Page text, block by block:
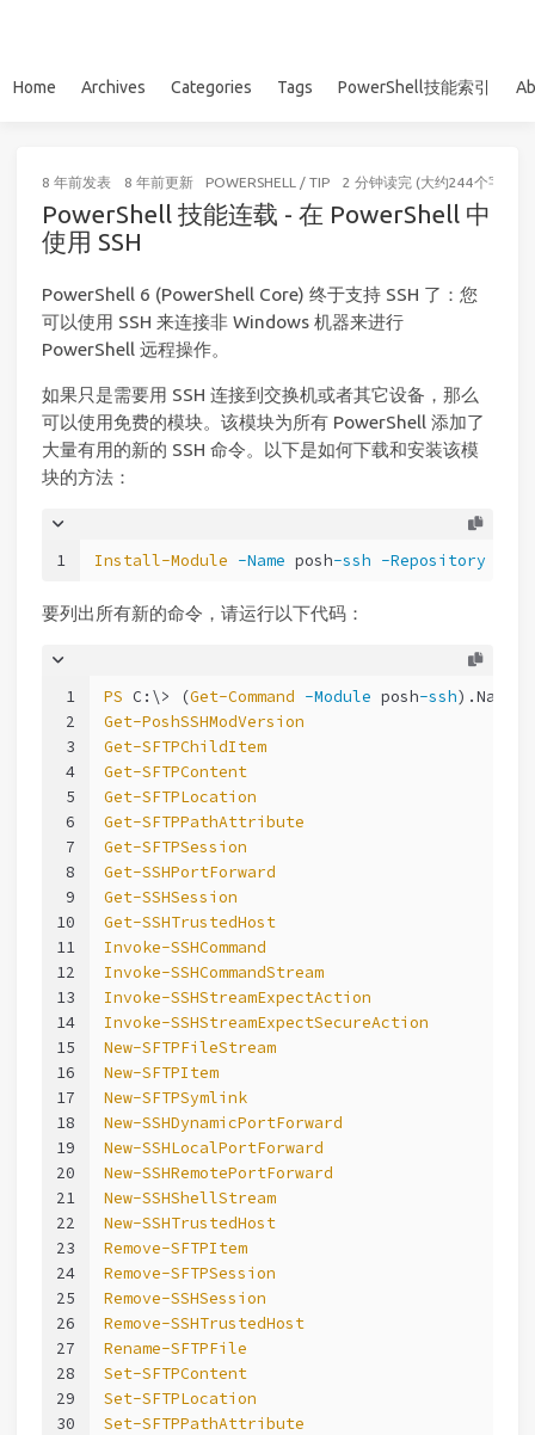
Home Archives Categories Tags PowerShell技能索引
8 年前发表 8 年前更新 POWERSHELL / TIP 2 分钟读完 (大约244个字)
PowerShell 技能连载 - 在 PowerShell 中
使用 SSH
PowerShell 6 (PowerShell Core) 终于支持 SSH 了：您
可以使用 SSH 来连接非 Windows 机器来进行
PowerShell 远程操作。
如果只是需要用 SSH 连接到交换机或者其它设备，那么
可以使用免费的模块。该模块为所有 PowerShell 添加了
大量有用的新的 SSH 命令。以下是如何下载和安装该模
块的方法：
1 Install-Module -Name posh-ssh -Repository
要列出所有新的命令，请运行以下代码：
1
2
3
4
5
6
7
8
9
10
11
12
13
14
15
16
17
18
19
20
21
22
23
24
25
26
27
28
29
30
PS C:\> (Get-Command -Module posh-ssh).Name
Get-PoshSSHModVersion
Get-SFTPChildItem
Get-SFTPContent
Get-SFTPLocation
Get-SFTPPathAttribute
Get-SFTPSession
Get-SSHPortForward
Get-SSHSession
Get-SSHTrustedHost
Invoke-SSHCommand
Invoke-SSHCommandStream
Invoke-SSHStreamExpectAction
Invoke-SSHStreamExpectSecureAction
New-SFTPFileStream
New-SFTPItem
New-SFTPSymlink
New-SSHDynamicPortForward
New-SSHLocalPortForward
New-SSHRemotePortForward
New-SSHShellStream
New-SSHTrustedHost
Remove-SFTPItem
Remove-SFTPSession
Remove-SSHSession
Remove-SSHTrustedHost
Rename-SFTPFile
Set-SFTPContent
Set-SFTPLocation
Set-SFTPPathAttribute